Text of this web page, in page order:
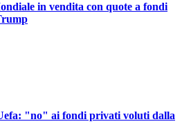
in vendita con quote a fondi
"no" ai fondi privati voluti dalla